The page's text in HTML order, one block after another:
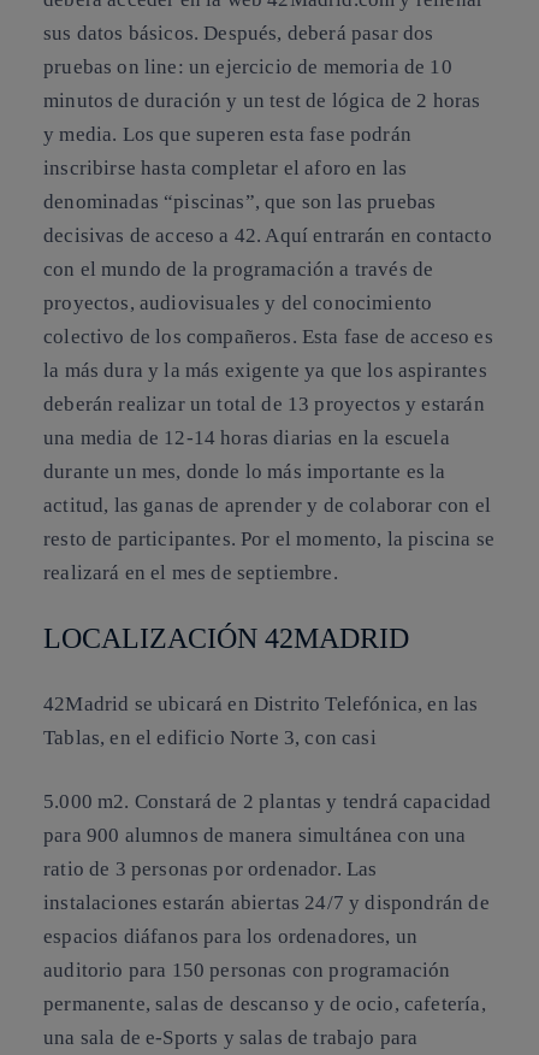
sus datos básicos. Después, deberá pasar dos
pruebas on line: un ejercicio de memoria de 10
minutos de duración y un test de lógica de 2 horas
y media. Los que superen esta fase podrán
inscribirse hasta completar el aforo en las
denominadas “piscinas”, que son las pruebas
decisivas de acceso a 42. Aquí entrarán en contacto
con el mundo de la programación a través de
proyectos, audiovisuales y del conocimiento
colectivo de los compañeros. Esta fase de acceso es
la más dura y la más exigente ya que los aspirantes
deberán realizar un total de 13 proyectos y estarán
una media de 12-14 horas diarias en la escuela
durante un mes, donde lo más importante es la
actitud, las ganas de aprender y de colaborar con el
resto de participantes. Por el momento, la piscina se
realizará en el mes de septiembre.
LOCALIZACIÓN 42MADRID
42Madrid se ubicará en Distrito Telefónica, en las
Tablas, en el edificio Norte 3, con casi
5.000 m2. Constará de 2 plantas y tendrá capacidad
para 900 alumnos de manera simultánea con una
ratio de 3 personas por ordenador. Las
instalaciones estarán abiertas 24/7 y dispondrán de
espacios diáfanos para los ordenadores, un
auditorio para 150 personas con programación
permanente, salas de descanso y de ocio, cafetería,
una sala de e-Sports y salas de trabajo para